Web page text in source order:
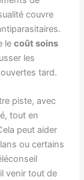
couvre
lecoût soins
les
tard.
piste, avec
tout en
peut aider
ou certains
venir tout de